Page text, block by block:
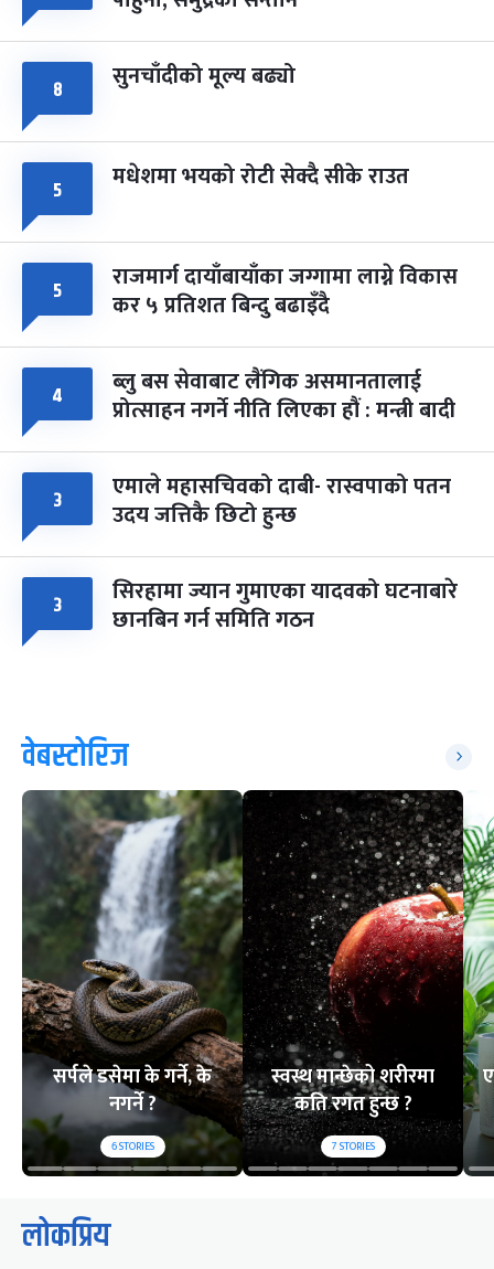
८ सुनचाँदीको मूल्य बढ्यो
५ मधेशमा भयको रोटी सेक्दै सीके राउत
५ राजमार्ग दायाँबायाँका जग्गामा लाग्ने विकास
कर ५ प्रतिशत बिन्दु बढाइँदै
४ ब्लु बस सेवाबाट लैंगिक असमानतालाई
प्रोत्साहन नगर्ने नीति लिएका हौं : मन्त्री बादी
३ एमाले महासचिवको दाबी- रास्वपाको पतन
उदय जत्तिकै छिटो हुन्छ
३ सिरहामा ज्यान गुमाएका यादवको घटनाबारे
छानबिन गर्न समिति गठन
वेबस्टोरिज
सर्पले डसेमा के गर्ने, के
नगर्ने ?
6STORIES
स्वस्थ मान्छेको शरीरमा
कति रगत हुन्छ ?
7STORIES
लोकप्रिय